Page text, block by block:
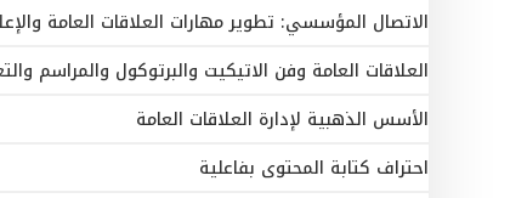
الاتصال المؤسسي: تطوير مهارات العلاقات العامة
العلاقات العامة وفن الاتيكيت والبرتوكول والمراسم
الأسس الذهبية لإدارة العلاقات العامة
احتراف كتابة المحتوى بفاعلية